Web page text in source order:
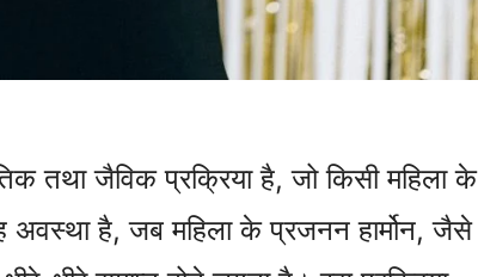
तथा जैविक प्रक्रिया है, जो किसी महिला के
अवस्था है, जब महिला के प्रजनन हार्मोन, जैसे